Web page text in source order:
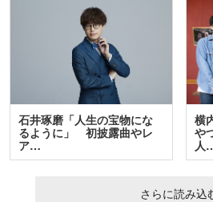
石井琢磨「人生の宝物にな
るように」 初披露曲やレ
ア…
横
や
人
さらに読み込